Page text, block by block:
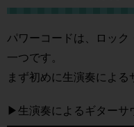
パワーコードは、ロッ
一つです。
まず初めに生演奏による
▶︎生演奏によるギターサ